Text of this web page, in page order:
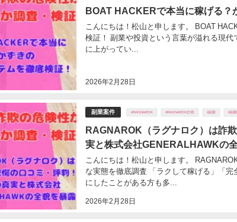
BOAT HACKERで本当に稼げる？
2026年2月28日
こんにちは！松山と申します。 BOAT
検証！ 副業や投資という言葉が溢れる現
に上がってい...
副業案件 #RAGNAROK #RAGNAROK詐欺 #副業 #副業
RAGNAROK（ラグナロク）は詐
実と株式会社GENERALHAWKの
2026年2月28日
こんにちは！松山と申します。
な実態を徹底調査 「ラクして稼げる」「
にしたことがある方も多...